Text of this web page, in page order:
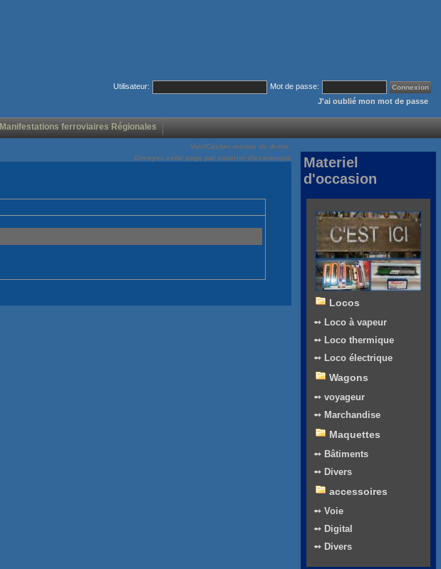
Utilisateur:
Mot de passe:
J'ai oublié mon mot de passe
Manifestations ferroviaires Régionales
Voir/Cacher menus de droite
Envoyez cette page par courrier électronique
Materiel
d'occasion
Locos
➻ Loco à vapeur
➻ Loco thermique
➻ Loco électrique
Wagons
➻ voyageur
➻ Marchandise
Maquettes
➻ Bâtiments
➻ Divers
accessoires
➻ Voie
➻ Digital
➻ Divers